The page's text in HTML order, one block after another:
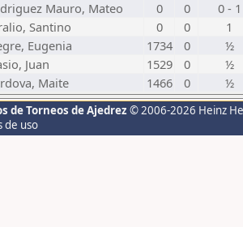
Mauro, Mateo 0 0
0 - 1
Santino 0 0
1
Eugenia 1734 0
½
Juan 1529 0
½
Maite 1466 0 ½
de Torneos de Ajedrez © 2006-2026 Heinz
de uso